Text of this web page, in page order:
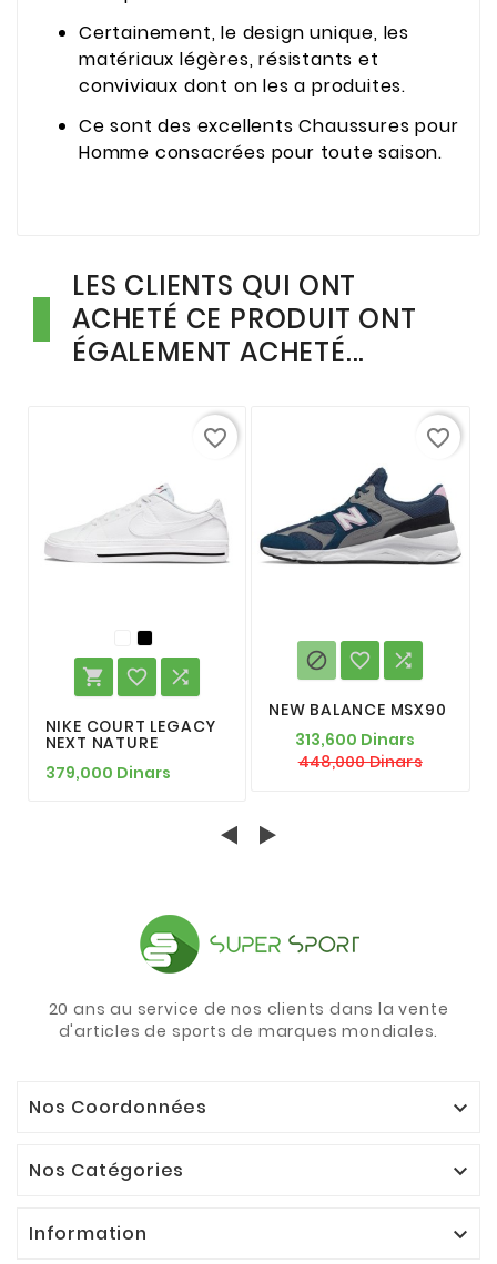
Certainement, le design unique, les
matériaux légères, résistants et
conviviaux dont on les a produites.
Ce sont des excellents Chaussures pour
Homme consacrées pour toute saison.
LES CLIENTS QUI ONT
ACHETÉ CE PRODUIT ONT
ÉGALEMENT ACHETÉ...
  
NIKE COURT LEGACY
NEXT NATURE
379,000 Dinars
favorite_border
  
NEW BALANCE MSX90
313,600 Dinars
448,000 Dinars
favorite_border
20 ans au service de nos clients dans la vente
d'articles de sports de marques mondiales.
Nos Coordonnées 
Nos Catégories 
Information 